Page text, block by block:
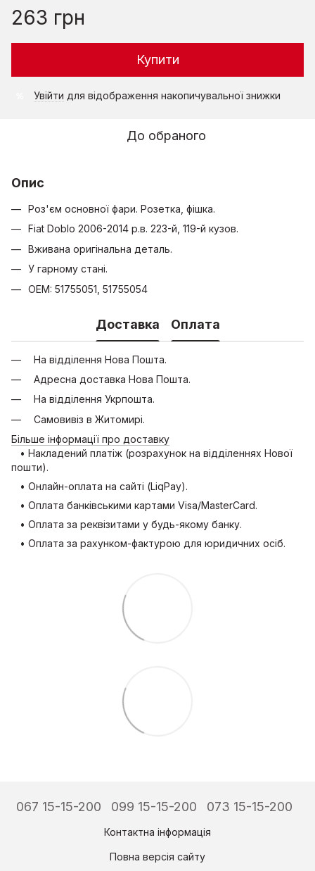
263 грн
Купити
Увійти для відображення накопичувальної знижки
До обраного
Опис
Роз'єм основної фари. Розетка, фішка.
Fiat Doblo 2006-2014 р.в. 223-й, 119-й кузов.
Вживана оригінальна деталь.
У гарному стані.
OEM: 51755051, 51755054
Доставка Оплата
На відділення Нова Пошта.
Адресна доставка Нова Пошта.
На відділення Укрпошта.
Самовивіз в Житомирі.
Більше інформації про доставку
• Накладений платіж (розрахунок на відділеннях Нової
пошти).
• Онлайн-оплата на сайті (LiqPay).
• Оплата банківськими картами Visa/MasterCard.
• Оплата за реквізитами у будь-якому банку.
• Оплата за рахунком-фактурою для юридичних осіб.
067 15-15-200 099 15-15-200 073 15-15-200
Контактна інформація
Повна версія сайту